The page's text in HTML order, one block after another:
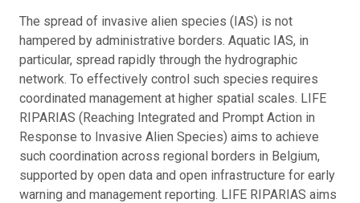
The spread of invasive alien species (IAS) is not
hampered by administrative borders. Aquatic IAS, in
particular, spread rapidly through the hydrographic
network. To effectively control such species requires
coordinated management at higher spatial scales. LIFE
RIPARIAS (Reaching Integrated and Prompt Action in
Response to Invasive Alien Species) aims to achieve
such coordination across regional borders in Belgium,
supported by open data and open infrastructure for early
warning and management reporting. LIFE RIPARIAS aims